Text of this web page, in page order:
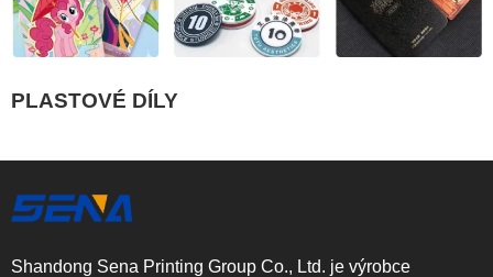
PLASTOVÉ DÍLY
Shandong Sena Printing Group Co., Ltd. je výrobce